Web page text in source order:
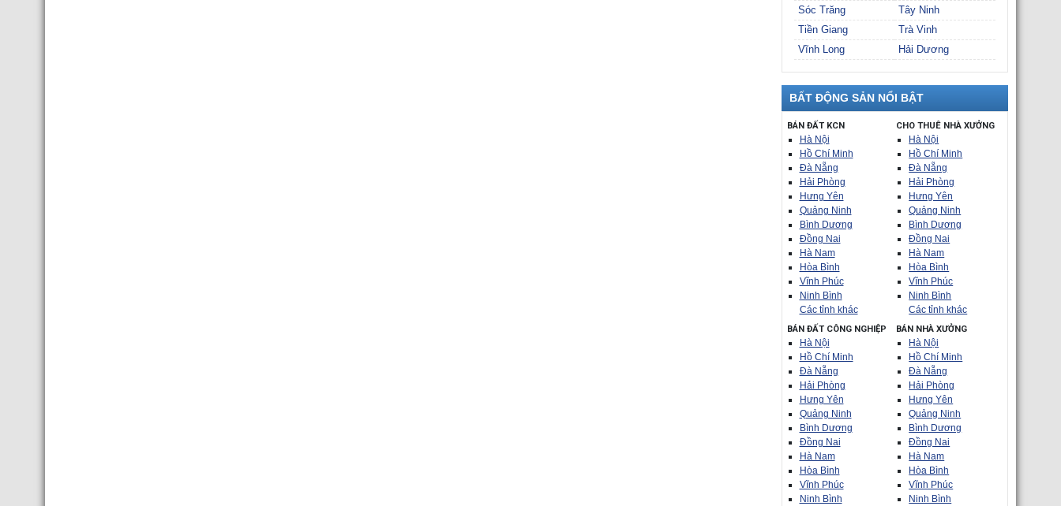
Sóc Trăng
Tây Ninh
Tiền Giang
Trà Vinh
Vĩnh Long
Hải Dương
BẤT ĐỘNG SẢN NỔI BẬT
BÁN ĐẤT KCN
Hà Nội
Hồ Chí Minh
Đà Nẵng
Hải Phòng
Hưng Yên
Quảng Ninh
Bình Dương
Đồng Nai
Hà Nam
Hòa Bình
Vĩnh Phúc
Ninh Bình
Các tỉnh khác
CHO THUÊ NHÀ XƯỞNG
Hà Nội
Hồ Chí Minh
Đà Nẵng
Hải Phòng
Hưng Yên
Quảng Ninh
Bình Dương
Đồng Nai
Hà Nam
Hòa Bình
Vĩnh Phúc
Ninh Bình
Các tỉnh khác
BÁN ĐẤT CÔNG NGHIỆP
Hà Nội
Hồ Chí Minh
Đà Nẵng
Hải Phòng
Hưng Yên
Quảng Ninh
Bình Dương
Đồng Nai
Hà Nam
Hòa Bình
Vĩnh Phúc
Ninh Bình
BÁN NHÀ XƯỞNG
Hà Nội
Hồ Chí Minh
Đà Nẵng
Hải Phòng
Hưng Yên
Quảng Ninh
Bình Dương
Đồng Nai
Hà Nam
Hòa Bình
Vĩnh Phúc
Ninh Bình